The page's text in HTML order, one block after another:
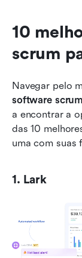
10
scrum
Navegar pelo
software scrum
a encontrar a
das 10
uma com suas
1. Lark